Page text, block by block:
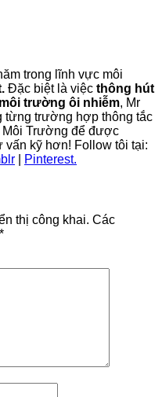
trong lĩnh vực môi
Đặc biệt là việc thông hút
trường ôi nhiễm, Mr
từng trường hợp thông tắc
Môi Trường để được
vấn kỹ hơn! Follow tôi tại:
Pinterest.
thị công khai. Các
*